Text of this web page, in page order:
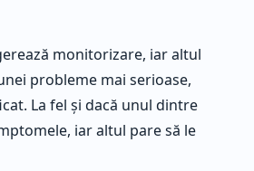
monitorizare, iar altul
probleme mai serioase,
La fel și dacă unul dintre
iar altul pare să le